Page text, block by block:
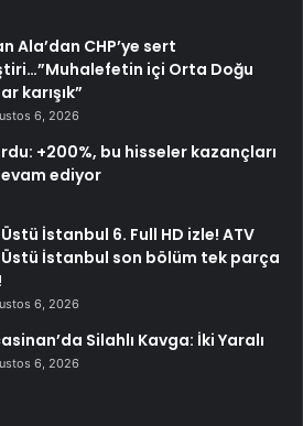
Ala’dan CHP’ye sert
içi Orta Doğu
karışık”
6, 2026
+200%, bu hisseler kazançları
ediyor
İstanbul 6. Full HD izle! ATV
Üstü İstanbul son bölüm tek parça
6, 2026
Silahlı Kavga: İki Yaralı
6, 2026